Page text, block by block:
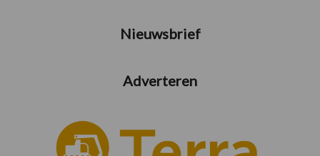
Nieuwsbrief
Adverteren